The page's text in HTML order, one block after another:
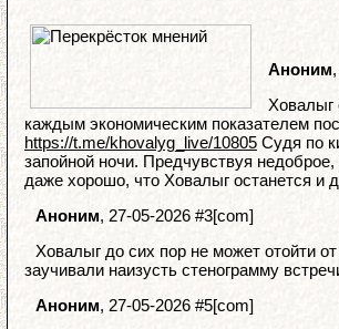
Аноним
Ховалыг
каждым экономическим показателем
https://t.me/khovalyg_live/10805 Судя по
запойной ночи. Предчувствуя
даже хорошо, что Ховалыг останется и
Аноним, 27-05-2026 #3[com]
Ховалыг до сих пор не может отойти
заучивали наизусть стенограмму
Аноним, 27-05-2026 #5[com]